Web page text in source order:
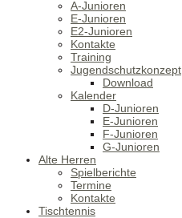
A-Junioren
E-Junioren
E2-Junioren
Kontakte
Training
Jugendschutzkonzept
Download
Kalender
D-Junioren
E-Junioren
F-Junioren
G-Junioren
Alte Herren
Spielberichte
Termine
Kontakte
Tischtennis